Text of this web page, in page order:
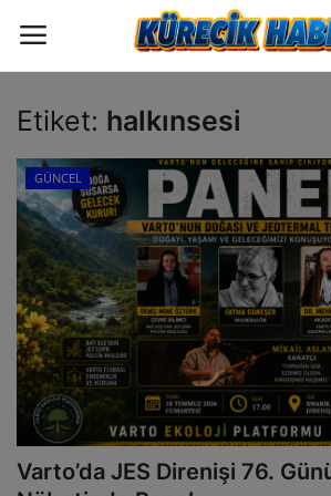
Oturum Üye Ol
ANA SAYFA
GÜNCEL
POLİTİKA
EKONOMİ
YAZARLAR
BİLİM VE TEKNOLOJİ
Etiket: halkınsesi
GÜNCEL
Varto’da JES Direnişi 76.